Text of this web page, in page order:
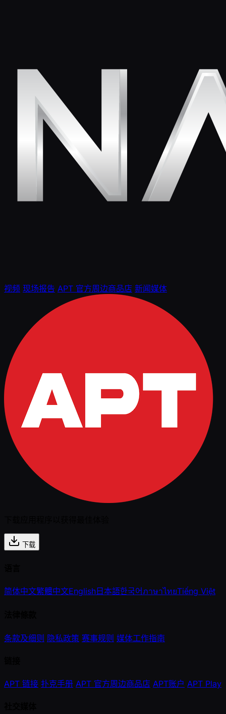
视频 现场报告 APT 官方周边商品店 新闻媒体
下载
简体中文繁體中文English日本語한국어ภาษาไทยTiếng Việt
条款及细则 隐私政策 赛事规则 媒体工作指南
APT 链接 扑克手册 APT 官方周边商品店 APT账户 APT Play